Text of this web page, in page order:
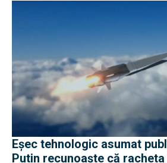
Eșec tehnologic asumat
Putin recunoaște că